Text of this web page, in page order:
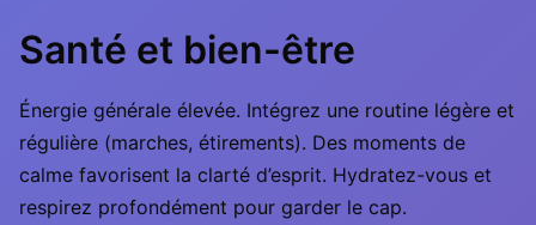
Santé et bien-être
Énergie générale élevée. Intégrez une routine légère et
régulière (marches, étirements). Des moments de
calme favorisent la clarté d’esprit. Hydratez-vous et
respirez profondément pour garder le cap.